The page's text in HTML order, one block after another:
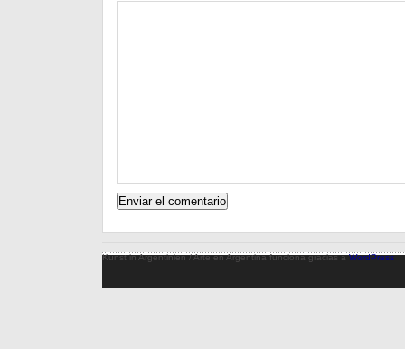
Kunst in Argentinien / Arte en Argentina funciona gracias aWordPress